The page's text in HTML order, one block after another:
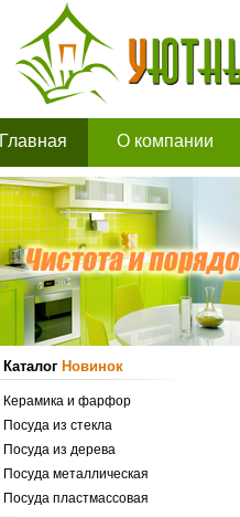
Главная О компании
Каталог Новинок
Керамика и фарфор
Посуда из стекла
Посуда из дерева
Посуда металлическая
Посуда пластмассовая